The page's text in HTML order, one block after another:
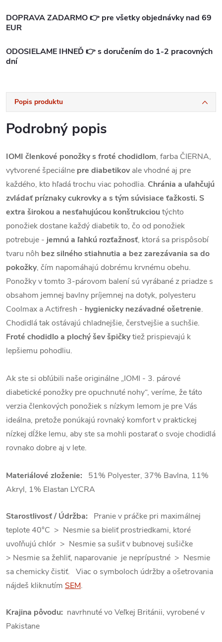
DOPRAVA ZADARMO 👉 pre všetky objednávky nad 69
EUR
ODOSIELAME IHNEĎ 👉 s doručením do 1-2 pracovných
dní
Popis produktu
Podrobný popis
IOMI členkové ponožky s froté chodidlom, farba ČIERNA,
vytvorené špeciálne pre diabetikovale vhodné aj pre
každého, kto hľadá trochu viac pohodlia. Chránia a uľahčujú
zvládať príznaky cukrovky a s tým súvisiace ťažkosti. S
extra širokou a nesťahujúcou konštrukcioutýchto
ponožiek dostane každý diabetik to, čo od ponožiek
potrebuje - jemnú a ľahkú rozťažnosť, ktorá sa prispôsobí
tvaru nôh bez silného stiahnutia a bez zarezávania sa do
pokožky, čím napomáhajú dobrému krvnému obehu.
Ponožky v tomto 3-párovom balení sú vyrábané z priadze s
obsahom jemnej bavlny príjemnej na dotyk, polyesteru
Coolmax a Actifresh - hygienicky nezávadné ošetrenie.
Chodidlá tak ostávajú chladnejšie, čerstvejšie a suchšie.
Froté chodidlo a plochý šev špičkytiež prispievajú k
lepšiemu pohodliu.
Ak ste si obľúbili naše originálne „IOMI - 3. párové
diabetické ponožky pre opuchnuté nohy“, veríme, že táto
verzia členkových ponožiek s nízkym lemom je pre Vás
ideálna, pretože ponúkajú rovnaký komfort v praktickej
nízkej dĺžke lemu, aby ste sa mohli postarať o svoje chodidlá
rovnako dobre aj v lete.
Materiálové zloženie: 51% Polyester, 37% Bavlna, 11%
Akryl, 1% Elastan LYCRA
Starostlivosť / Údržba: Pranie v práčke pri maximálnej
teplote 40°C > Nesmie sa bieliť prostriedkami, ktoré
uvoľňujú chlór > Nesmie sa sušiť v bubnovej sušičke
> Nesmie sa žehliť, naparovanie je neprípustné > Nesmie
sa chemicky čistiť. Viac o symboloch údržby a ošetrovania
nájdeš kliknutím SEM.
Krajina pôvodu: navrhnuté vo Veľkej Británii, vyrobené v
Pakistane